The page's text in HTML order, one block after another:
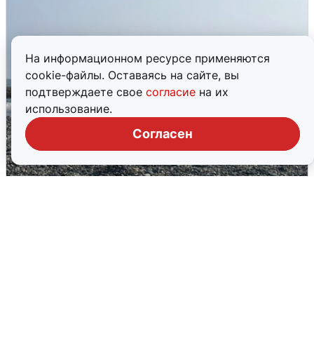
На информационном ресурсе применяются
cookie-файлы. Оставаясь на сайте, вы
подтверждаете свое согласие на их
использование.
Согласен